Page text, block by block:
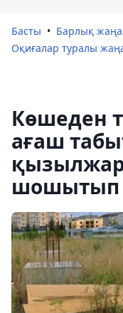
Басты
Барлық
Оқиғалар туралы
Көшеден
ағаш
шошытып